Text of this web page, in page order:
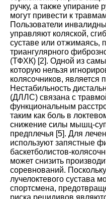
ручку, а также упирание
могут привести к
Пользователи
управляют коляской,
суставе или отжимаясь,
триангулярного
(ТФХК) [2]. Одной из
которую нельзя
колясочников,
Нестабильность
(ДЛЛС) связана с
функциональным
таким как боль в
снижение силы мышц-
предплечья [5]. Для
используют запястные
баскетболистов-
может снизить
соревнований.
лучелоктевого сустава
спортсмена,
риска рецидивов